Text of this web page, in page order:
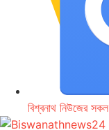
বিশ্বনাথ নিউজের